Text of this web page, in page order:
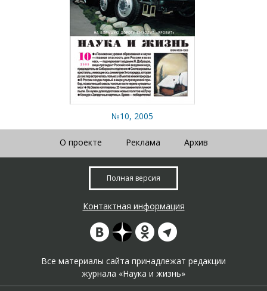
№10, 2005
О проекте Реклама Архив
Полная версия
Контактная информация
Все материалы сайта принадлежат редакции
журнала «Наука и жизнь»